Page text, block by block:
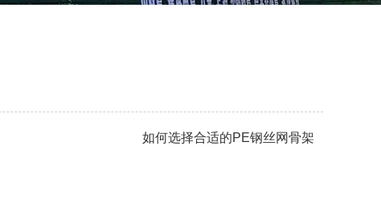
如何选择合适的PE钢丝网骨架